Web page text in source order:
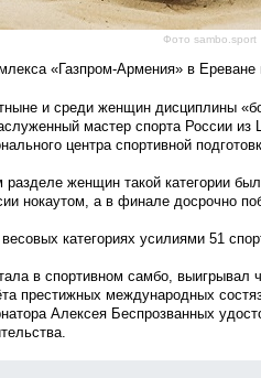
Фото sambo.sport
«Газпром-Армения» в
и среди женщин дисциплины
мастер спорта России
центра спортивной
женщин такой категории
нокаутом, а в финале досрочно
категориях усилиями 51
в спортивном самбо, выигрывал
престижных международных
Алексея Беспрозванных